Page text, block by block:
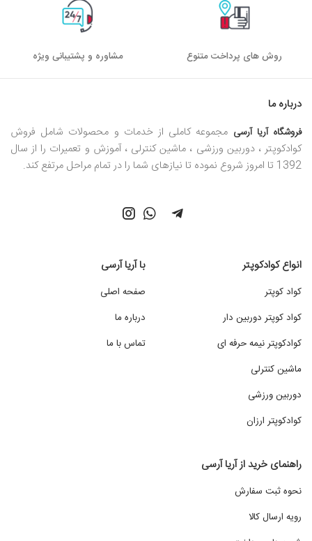
روش های پرداخت متنوع مشاوره و پشتیبانی ویژه
درباره ما
فروشگاه آریا آرسی مجموعه کاملی از خدمات و محصولات شامل فروش
کوادکوپتر ، دوربین ورزشی ، ماشین کنترلی ، آموزش و تعمیرات را از سال
1392 تا امروز شروع نموده تا نیازهای شما را در تمام مراحل مرتفع کند.
انواع کوادکوپتر
کواد کوپتر
کواد کوپتر دوربین دار
کوادکوپتر نیمه حرفه ای
ماشین کنترلی
دوربین ورزشی
کوادکوپتر ارزان
با آریا آرسی
صفحه اصلی
درباره ما
تماس با ما
راهنمای خرید از آریا آرسی
نحوه ثبت سفارش
رویه ارسال کالا